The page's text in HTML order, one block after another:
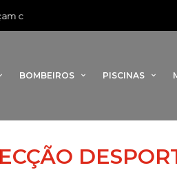
capacidade de combate a incêndios
BOMBEIROS PISCINAS